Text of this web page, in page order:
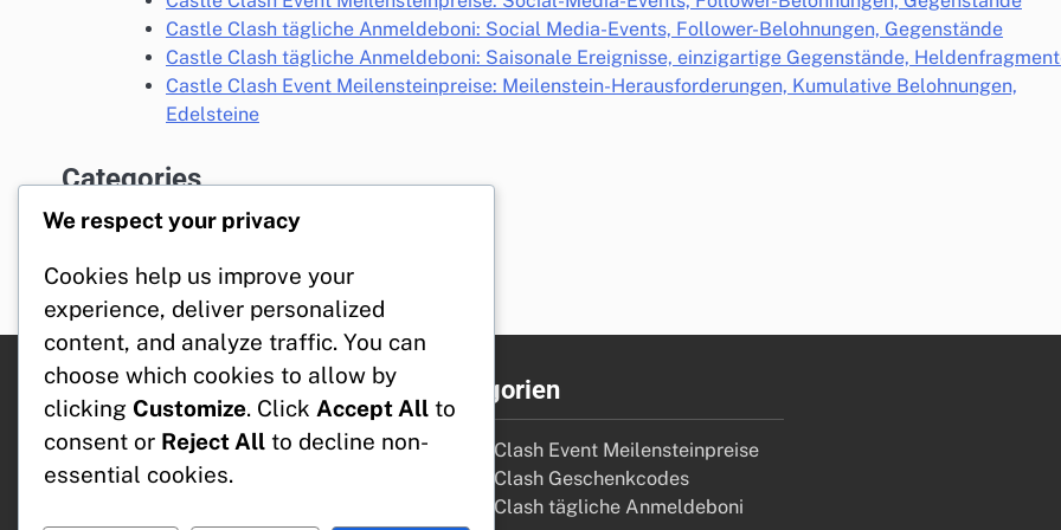
Castle Clash tägliche Anmeldeboni: Social Media-Events, Follower-Belohnungen, Gegenstände
Castle Clash tägliche Anmeldeboni: Saisonale Ereignisse, einzigartige Gegenstände,
Castle Clash Event Meilensteinpreise: Meilenstein-Herausforderungen, Kumulative Belohnungen,
Edelsteine
Categories
Castle Clash Event Meilensteinpreise
Castle Clash tägliche Anmeldeboni
Rechtliches
Datenschutzbestimmungen
Allgemeine Geschäftsbedingungen
Kategorien
Castle Clash Event Meilensteinpreise
Castle Clash Geschenkcodes
Castle Clash tägliche Anmeldeboni
We respect your privacy
Cookies help us improve your
experience, deliver personalized
content, and analyze traffic. You can
choose which cookies to allow by
clicking Customize. Click Accept All to
consent or Reject All to decline non-
essential cookies.